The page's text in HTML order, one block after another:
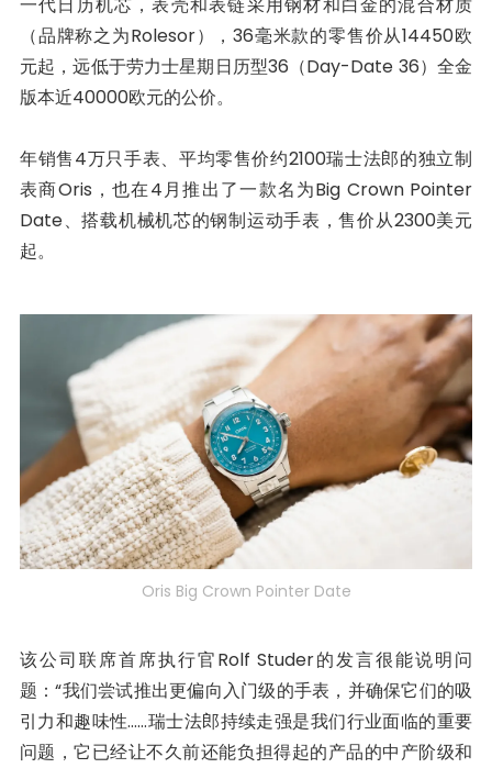
一代日历机芯，表壳和表链采用钢材和白金的混合材质
（品牌称之为Rolesor），36毫米款的零售价从14450欧
元起，远低于劳力士星期日历型36（Day-Date 36）全金
版本近40000欧元的公价。
年销售4万只手表、平均零售价约2100瑞士法郎的独立制
表商Oris，也在4月推出了一款名为Big Crown Pointer
Date、搭载机械机芯的钢制运动手表，售价从2300美元
起。
Oris Big Crown Pointer Date
该公司联席首席执行官Rolf Studer的发言很能说明问
题：“我们尝试推出更偏向入门级的手表，并确保它们的吸
引力和趣味性……瑞士法郎持续走强是我们行业面临的重要
问题，它已经让不久前还能负担得起的产品的中产阶级和